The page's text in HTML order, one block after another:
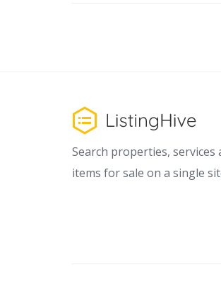
Search properties, services
items for sale on a single